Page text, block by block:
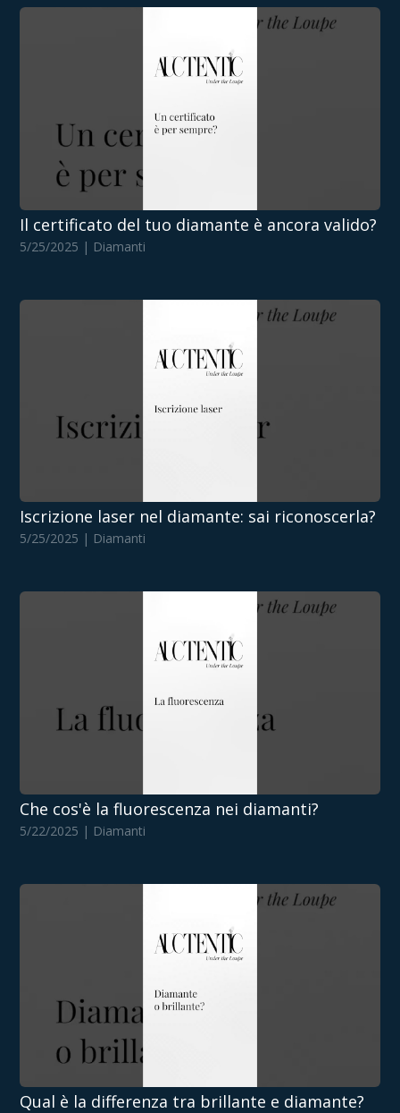
Il certificato del tuo diamante è ancora valido?
5/25/2025 | Diamanti
Iscrizione laser nel diamante: sai riconoscerla?
5/25/2025 | Diamanti
Che cos'è la fluorescenza nei diamanti?
5/22/2025 | Diamanti
Qual è la differenza tra brillante e diamante?